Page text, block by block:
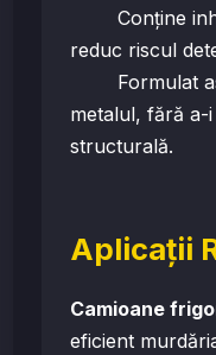
Conține
reduc riscul
Formulat
metalul, fără a-
structurală.
Aplicații
Camioane
eficient